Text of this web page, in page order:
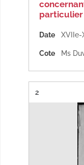
particulier
Date XVIIe-
Cote Ms
Résultat n°
2